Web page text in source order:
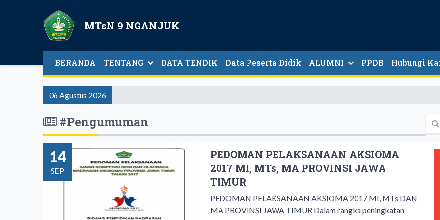
MTsN 9 NGANJUK
BERANDA TENTANG DATA TENDIK Data Peserta Didik ALUMNI PPDB Hubungi
06 Agustus 2026
#Pengumuman
14
SEP
PEDOMAN PELAKSANAAN AKSIOMA
2017 MI, MTs, MA PROVINSI JAWA
TIMUR
PEDOMAN PELAKSANAAN AKSIOMA 2017 MI, MTs DAN
MA PROVINSI JAWA TIMUR Dalam rangka peningkatan